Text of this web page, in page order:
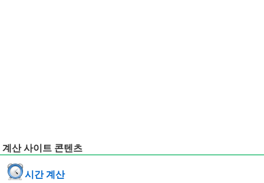
계산 사이트 콘텐츠
시간 계산